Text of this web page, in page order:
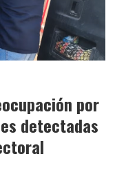
por
detectadas